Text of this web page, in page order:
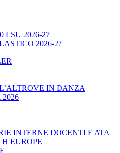
LSU 2026-27
2026-27
IN DANZA
2026
INTERNE DOCENTI E ATA
EUROPE